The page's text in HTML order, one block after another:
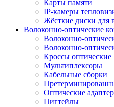
Карты памяти
IP-камеры
Жёсткие диски для
Волоконно-оптические
Волоконно-
Волоконно-
Кроссы оптические
Мультиплексоры
Кабельные сборки
Оптические
Пигтейлы